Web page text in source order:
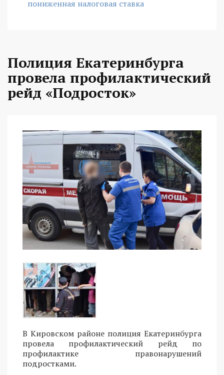
пониженная налоговая ставка
Полиция Екатеринбурга
провела профилактический
рейд «Подросток»
В Кировском районе полиция Екатеринбурга
провела профилактический рейд по
профилактике правонарушений
подростками.